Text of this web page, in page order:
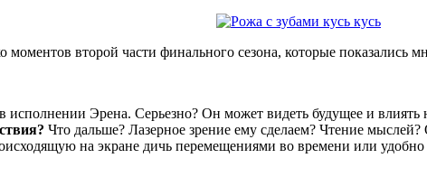
второй части финального сезона, которые показались
Эрена. Серьезно? Он может видеть будущее и влиять
Что дальше? Лазерное зрение ему сделаем? Чтение
на экране дичь перемещениями во времени или